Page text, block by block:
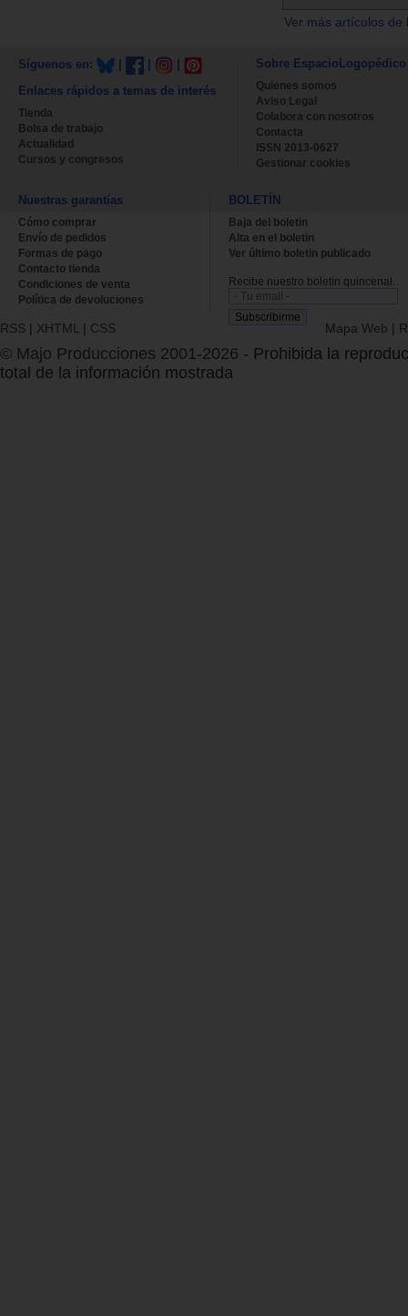
Ver más artículos
Síguenos en:
Enlaces rápidos a temas de interés
Tienda
Bolsa de trabajo
Actualidad
Cursos y congresos
Sobre EspacioLogopédico
Quienes somos
Aviso Legal
Colabora con nosotros
Contacta
ISSN 2013-0627
Gestionar cookies
Nuestras garantías
Cómo comprar
Envío de pedidos
Formas de pago
Contacto tienda
Condiciones de venta
Política de devoluciones
BOLETÍN
Baja del boletin
Alta en el boletin
Ver último boletin publicado
Recibe nuestro boletín quincenal.
RSS | XHTML | CSS Mapa Web |
© Majo Producciones 2001-2026 - Prohibida la
total de la información mostrada